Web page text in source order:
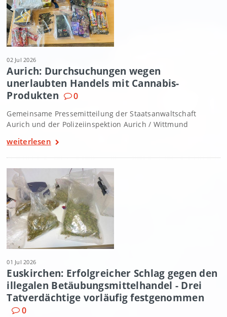
02 Jul 2026
Aurich: Durchsuchungen wegen
unerlaubten Handels mit Cannabis-
Produkten
0
Gemeinsame Pressemitteilung der Staatsanwaltschaft
Aurich und der Polizeiinspektion Aurich / Wittmund
weiterlesen
01 Jul 2026
Euskirchen: Erfolgreicher Schlag gegen den
illegalen Betäubungsmittelhandel - Drei
Tatverdächtige vorläufig festgenommen
0